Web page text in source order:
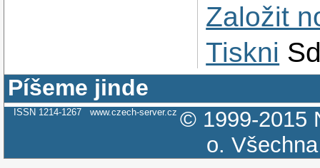
Založit
Tiskni
Píšeme jinde
ISSN 1214-1267 www.czech-server.cz © 1999-2015
o.